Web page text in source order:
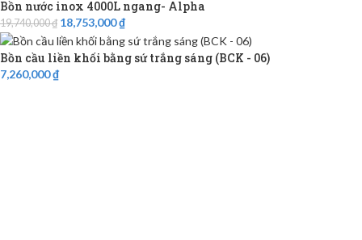
Bồn nước inox 4000L ngang- Alpha
19,740,000₫ 18,753,000₫
Bồn cầu liền khối bằng sứ trắng sáng (BCK - 06)
7,260,000₫